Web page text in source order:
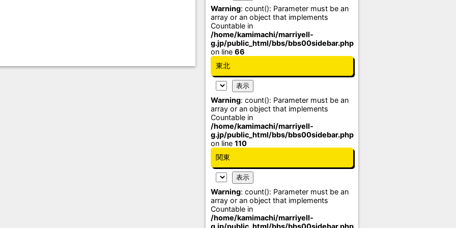
Warning: count(): Parameter must be an
array or an object that implements
Countable in
/home/kamimachi/marriyell-
g.jp/public_html/bbs/bbs00sidebar.php
on line 66
東北
Warning: count(): Parameter must be an
array or an object that implements
Countable in
/home/kamimachi/marriyell-
g.jp/public_html/bbs/bbs00sidebar.php
on line 110
関東
Warning: count(): Parameter must be an
array or an object that implements
Countable in
/home/kamimachi/marriyell-
g.jp/public_html/bbs/bbs00sidebar.php